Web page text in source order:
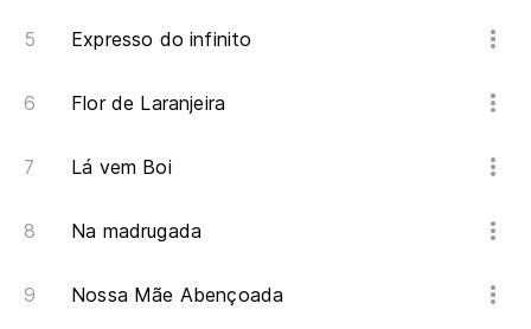
Expresso do infinito
Flor de Laranjeira
Lá vem Boi
Na madrugada
Nossa Mãe Abençoada